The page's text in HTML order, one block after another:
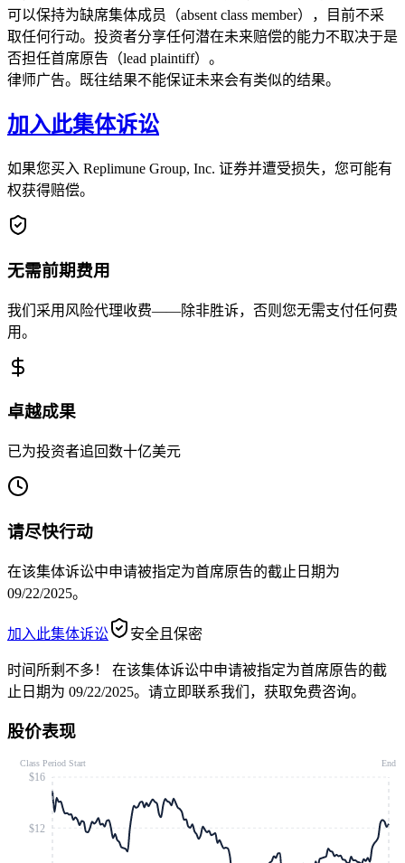
可以保持为缺席集体成员（absent class member），目前不采
取任何行动。投资者分享任何潜在未来赔偿的能力不取决于是
否担任首席原告（lead plaintiff）。
律师广告。既往结果不能保证未来会有类似的结果。
加入此集体诉讼
如果您买入 Replimune Group, Inc. 证券并遭受损失，您可能有
权获得赔偿。
无需前期费用
我们采用风险代理收费——除非胜诉，否则您无需支付任何费
用。
卓越成果
已为投资者追回数十亿美元
请尽快行动
在该集体诉讼中申请被指定为首席原告的截止日期为
09/22/2025。
加入此集体诉讼 安全且保密
时间所剩不多！
在该集体诉讼中申请被指定为首席原告的截
止日期为 09/22/2025。请立即联系我们，获取免费咨询。
股价表现
$12
$16
Class Period Start End